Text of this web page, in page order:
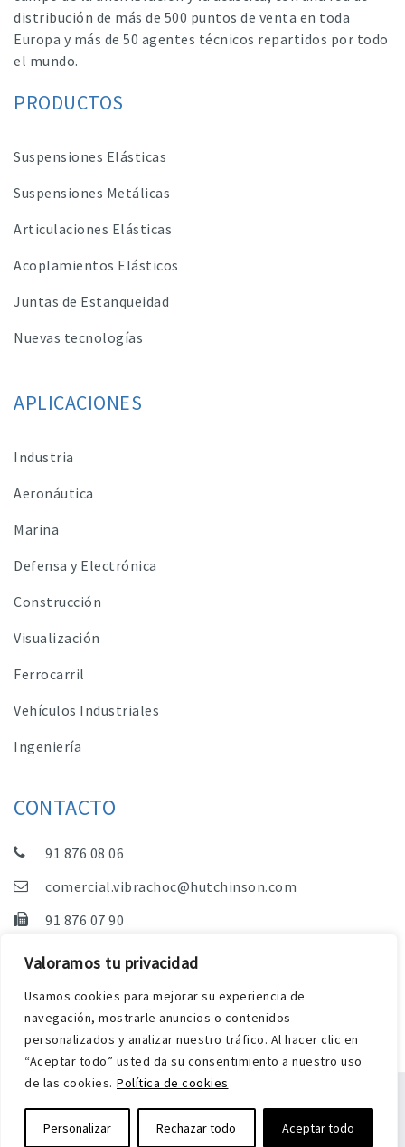
Valoramos tu privacidad
Usamos cookies para mejorar su experiencia de
navegación, mostrarle anuncios o contenidos
personalizados y analizar nuestro tráfico. Al hacer clic en
“Aceptar todo” usted da su consentimiento a nuestro uso
de las cookies. Política de cookies
Personalizar Rechazar todo Aceptar todo
distribución de más de 500 puntos de venta en toda
Europa y más de 50 agentes técnicos repartidos por todo
el mundo.
PRODUCTOS
Suspensiones Elásticas
Suspensiones Metálicas
Articulaciones Elásticas
Acoplamientos Elásticos
Juntas de Estanqueidad
Nuevas tecnologías
APLICACIONES
Industria
Aeronáutica
Marina
Defensa y Electrónica
Construcción
Visualización
Ferrocarril
Vehículos Industriales
Ingeniería
CONTACTO
91 876 08 06
comercial.vibrachoc@hutchinson.com
91 876 07 90
Dpto. Comercial, Dpto. Técnico y Administración
C/ Vereda de las Yeguas, s/n – Pol. Industrial. El
Guijar – 28500 Arganda del Rey (Madrid)
Aviso Legal
Política de privacidad y cookies
Diseño web Harry Soul